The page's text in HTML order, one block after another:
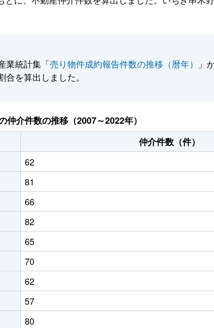
業統計集「売り物件成約報告件数の推移（暦年）
」
を算出しました。
仲介件数の推移（2007～2022年）
仲介件数（件）
62
81
66
82
65
70
62
57
80